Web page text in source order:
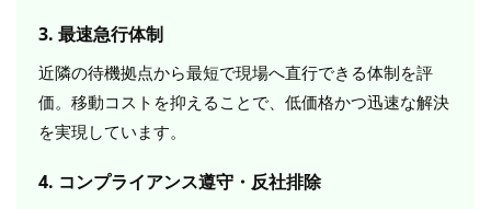
3. 最速急行体制
近隣の待機拠点から最短で現場へ直行できる体制を評
価。移動コストを抑えることで、低価格かつ迅速な解決
を実現しています。
4. コンプライアンス遵守・反社排除